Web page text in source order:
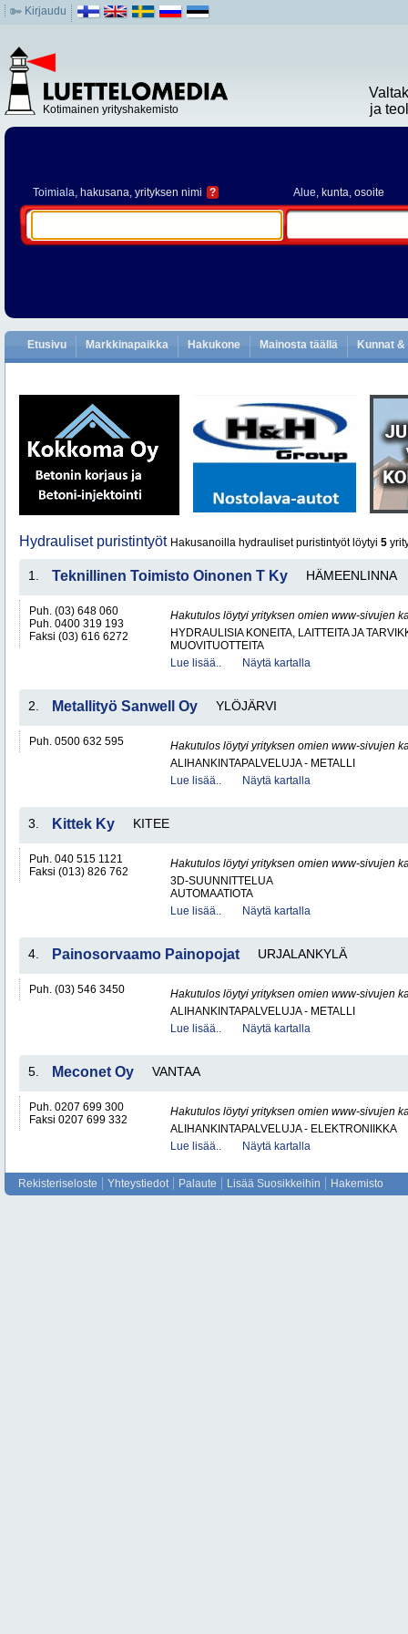
Kirjaudu
Kotimainen yrityshakemisto
ja
Toimiala, hakusana, yrityksen nimi ? Alue, kunta, osoite
Etusivu Markkinapaikka Hakukone Mainosta täällä Kunnat
Hydrauliset puristintyöt Hakusanoilla hydrauliset puristintyöt löytyi 5
1. Teknillinen Toimisto Oinonen T Ky HÄMEENLINNA
Puh. (03) 648 060
Puh. 0400 319 193
Faksi (03) 616 6272
Hakutulos löytyi yrityksen omien www-sivujen
HYDRAULISIA KONEITA, LAITTEITA JA
MUOVITUOTTEITA
Lue lisää..
Näytä kartalla
2. Metallityö Sanwell Oy YLÖJÄRVI
Puh. 0500 632 595
Hakutulos löytyi yrityksen omien www-sivujen
ALIHANKINTAPALVELUJA - METALLI
Lue lisää..
Näytä kartalla
3. Kittek Ky KITEE
Puh. 040 515 1121
Faksi (013) 826 762
Hakutulos löytyi yrityksen omien www-sivujen
3D-SUUNNITTELUA
AUTOMAATIOTA
Lue lisää..
Näytä kartalla
4. Painosorvaamo Painopojat URJALANKYLÄ
Puh. (03) 546 3450
Hakutulos löytyi yrityksen omien www-sivujen
ALIHANKINTAPALVELUJA - METALLI
Lue lisää..
Näytä kartalla
5. Meconet Oy VANTAA
Puh. 0207 699 300
Faksi 0207 699 332
Hakutulos löytyi yrityksen omien www-sivujen
ALIHANKINTAPALVELUJA - ELEKTRONIIKKA
Lue lisää..
Näytä kartalla
Rekisteriseloste Yhteystiedot Palaute Lisää Suosikkeihin Hakemisto